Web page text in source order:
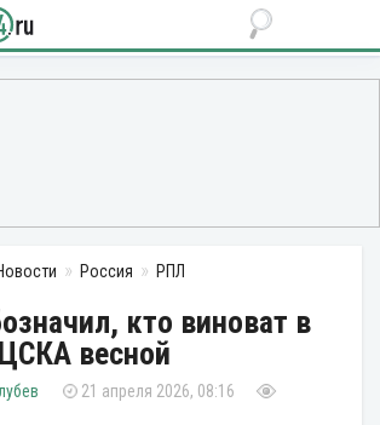
Россия РПЛ
кто виноват в
весной
21 апреля 2026, 08:16